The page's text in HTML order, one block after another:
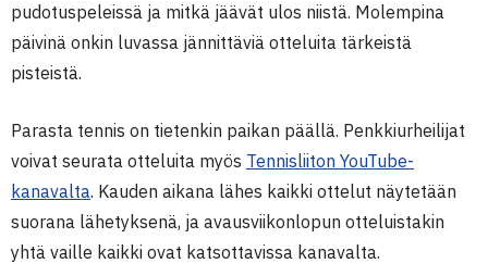
pudotuspeleissä ja mitkä jäävät ulos niistä. Molempina
päivinä onkin luvassa jännittäviä otteluita tärkeistä
pisteistä.
Parasta tennis on tietenkin paikan päällä. Penkkiurheilijat
voivat seurata otteluita myös Tennisliiton YouTube-
kanavalta. Kauden aikana lähes kaikki ottelut näytetään
suorana lähetyksenä, ja avausviikonlopun otteluistakin
yhtä vaille kaikki ovat katsottavissa kanavalta.